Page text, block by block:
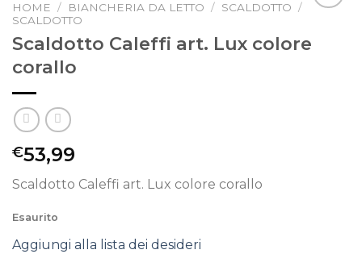
alla lista
dei
HOME / BIANCHERIA DA LETTO / SCALDOTTO /
SCALDOTTO
Scaldotto Caleffi art. Lux colore
corallo
€53,99
Scaldotto Caleffi art. Lux colore corallo
Esaurito
Aggiungi alla lista dei desideri